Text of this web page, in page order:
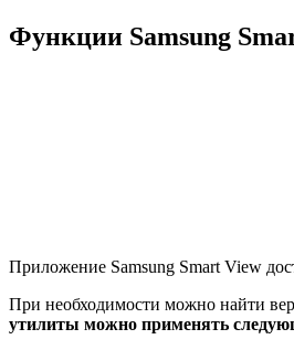
Функции Samsung
Приложение Samsung Smart View
При необходимости можно найти
утилиты можно применять